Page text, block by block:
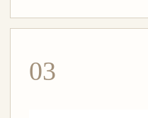
03